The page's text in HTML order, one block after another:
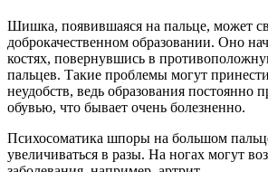
Шишка, появившаяся на пальце, может
доброкачественном образовании. Оно
костях, повернувшись в
пальцев. Такие проблемы могут
неудобств, ведь образования постоянно
обувью, что бывает очень болезненно.
Психосоматика шпоры на большом
увеличиваться в разы. На ногах могут